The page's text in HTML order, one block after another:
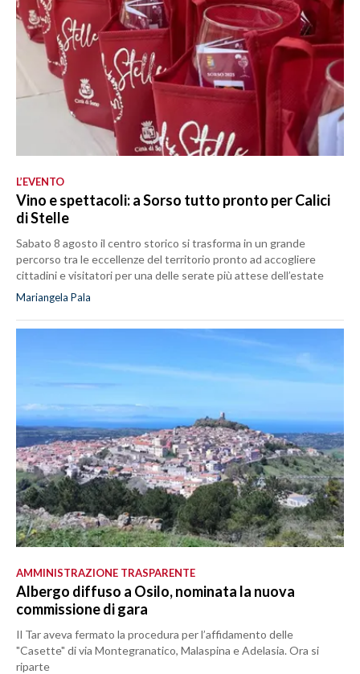
L’EVENTO
Vino e spettacoli: a Sorso tutto pronto per Calici
di Stelle
Sabato 8 agosto il centro storico si trasforma in un grande
percorso tra le eccellenze del territorio pronto ad accogliere
cittadini e visitatori per una delle serate più attese dell’estate
Mariangela Pala
AMMINISTRAZIONE TRASPARENTE
Albergo diffuso a Osilo, nominata la nuova
commissione di gara
Il Tar aveva fermato la procedura per l’affidamento delle
"Casette" di via Montegranatico, Malaspina e Adelasia. Ora si
riparte